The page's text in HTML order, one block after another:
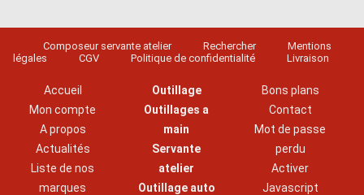
Composeur servante atelier Rechercher
Mentions
légales
CGV Politique de confidentialité Livraison
Accueil
Mon compte
A propos
Actualités
Liste de nos
marques
Outillage
Outillages a
main
Servante
atelier
Outillage auto
Bons plans
Contact
Mot de passe
perdu
Activer
Javascript